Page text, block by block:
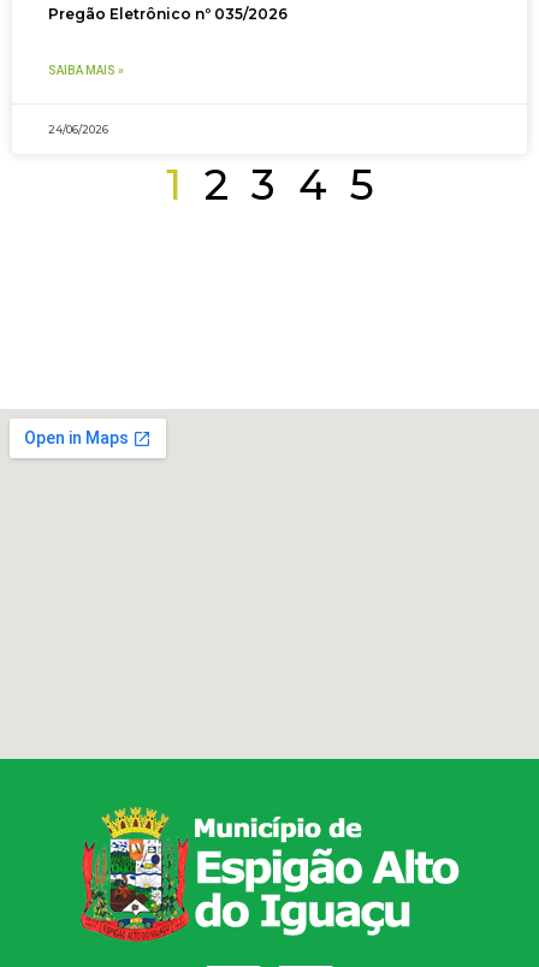
Pregão Eletrônico nº 035/2026
SAIBA MAIS »
24/06/2026
1 2 3 4 5